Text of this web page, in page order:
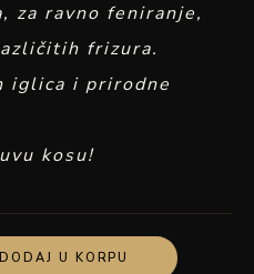
za ravno feniranje,
frizura.
iglica i prirodne
kosu!
DODAJ U KORPU